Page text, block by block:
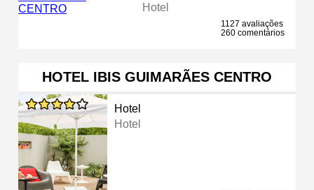
Hotel
1127 avaliações
260 comentários
HOTEL IBIS GUIMARÃES CENTRO
Hotel
Hotel